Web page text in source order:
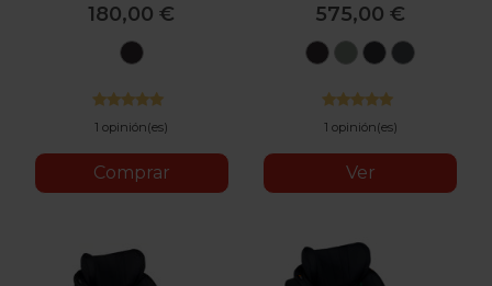
180,00 €
Metallic
1 opinión(es)
Comprar
575,00 €
Metallic
Sea
Melange
Fresh
Cab
1 opinión(es)
Ver